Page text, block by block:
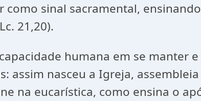
como sinal sacramental,
21,20).
humana em se manter
assim nasceu a Igreja,
na eucarística, como ensina o